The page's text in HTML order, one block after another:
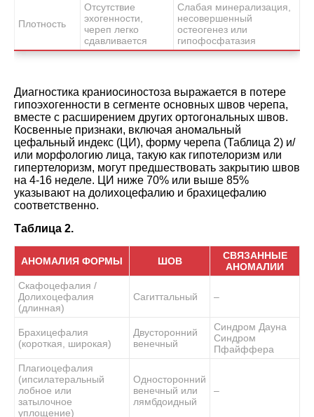
Плотность
Отсутствие
эхогенности,
череп легко
сдавливается
Слабая минерализация,
несовершенный
остеогенез или
гипофосфатазия
Диагностика краниосиностоза выражается в потере
гипоэхогенности в сегменте основных швов черепа,
вместе с расширением других ортогональных швов.
Косвенные признаки, включая аномальный
цефальный индекс (ЦИ), форму черепа (Таблица 2) и/
или морфологию лица, такую как гипотелоризм или
гипертелоризм, могут предшествовать закрытию швов
на 4-16 неделе. ЦИ ниже 70% или выше 85%
указывают на долихоцефалию и брахицефалию
соответственно.
Таблица 2.
АНОМАЛИЯ ФОРМЫ ШОВ
СВЯЗАННЫЕ
АНОМАЛИИ
Скафоцефалия /
Долихоцефалия
(длинная)
Сагиттальный –
Брахицефалия
(короткая, широкая)
Двусторонний
венечный
Синдром Дауна
Синдром
Пфайффера
Плагиоцефалия
(ипсилатеральный
лобное или
затылочное
уплощение)
Односторонний
венечный или
лямбдоидный
–